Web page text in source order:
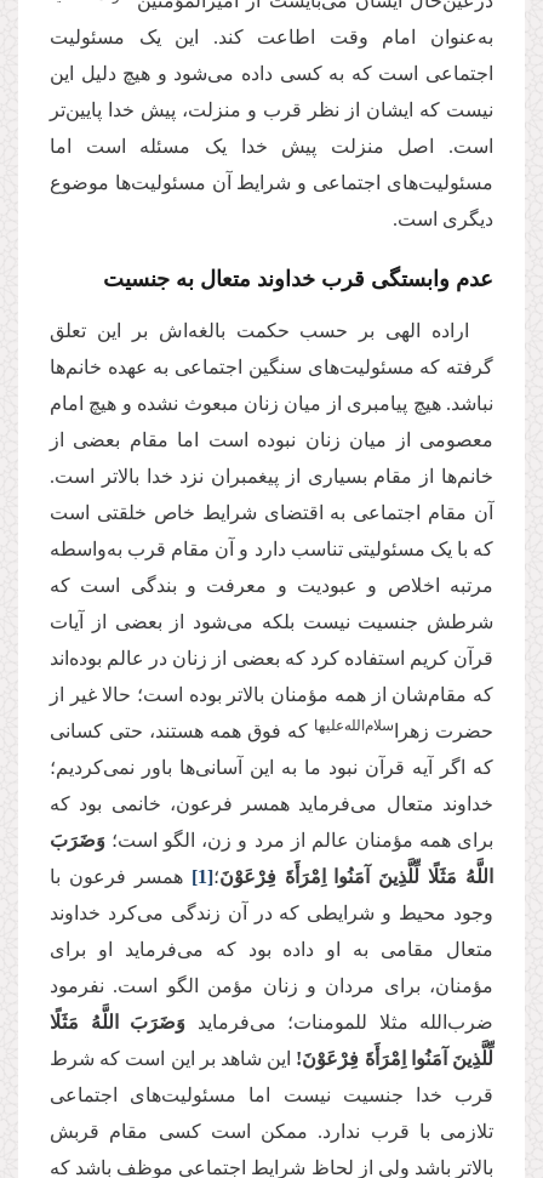
به‌عنوان امام وقت اطاعت کند. این یک مسئولیت
اجتماعی است که به کسی داده می‌شود و هیچ دلیل این
نیست که ایشان از نظر قرب و منزلت، پیش خدا پایین‌تر
است. اصل منزلت پیش خدا یک مسئله است اما
مسئولیت‌های اجتماعی و شرایط آن مسئولیت‌ها موضوع
دیگری است.
عدم وابستگی قرب خداوند متعال به جنسیت
اراده الهی بر حسب حکمت بالغه‌اش بر این تعلق
گرفته که مسئولیت‌های سنگین اجتماعی به عهده خانم‌ها
نباشد. هیچ پیامبری از میان زنان مبعوث نشده و هیچ امام
معصومی از میان زنان نبوده است اما مقام بعضی از
خانم‌ها از مقام بسیاری از پیغمبران نزد خدا بالاتر است.
آن مقام اجتماعی به اقتضای شرایط خاص خلقتی است
که با یک مسئولیتی تناسب دارد و آن مقام قرب به‌واسطه
مرتبه اخلاص و عبودیت و معرفت و بندگی است که
شرطش جنسیت نیست بلکه می‌شود از بعضی از آیات
قرآن کریم استفاده کرد که بعضی از زنان در عالم بوده‌اند
که مقام‌شان از همه مؤمنان بالاتر بوده است؛ حالا غیر از
حضرت زهرا‌
سلام‌‌الله‌‌علیها که فوق همه هستند، حتی کسانی
که اگر آیه قرآن نبود ما به این آسانی‌ها باور نمی‌کردیم؛
خداوند متعال می‌فرماید همسر فرعون، خانمی بود که
برای همه مؤمنان عالم از مرد و زن، الگو است؛ وَضَرَبَ
اللَّهُ مَثَلًا لِّلَّذِینَ آمَنُوا اِمْرَأَةَ فِرْعَوْنَ؛[1] همسر فرعون با
وجود محیط و شرایطی که در آن زندگی می‌کرد خداوند
متعال مقامی به او داده بود که می‌فرماید او برای
مؤمنان، برای مردان و زنان مؤمن الگو است. نفرمود
ضرب‌الله مثلا للمومنات؛ می‌فرماید وَضَرَبَ اللَّهُ مَثَلًا
لِّلَّذِینَ آمَنُوا اِمْرَأَةَ فِرْعَوْنَ! این شاهد بر این است که شرط
قرب خدا جنسیت نیست اما مسئولیت‌های اجتماعی
تلازمی با قرب ندارد. ممکن است کسی مقام قربش
بالاتر باشد ولی از لحاظ شرایط اجتماعی موظف باشد که